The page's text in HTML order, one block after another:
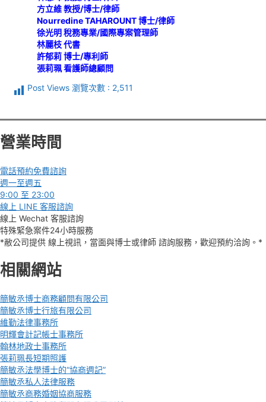
方立維 教授/博士/律師
Nourredine TAHAROUNT 博士/律師
徐光明 稅務專業/國際專案管理師
林麗枝 代書
許郁莉 博士/專利師
張莉珮 看護師總顧問
Post Views 瀏覽次數 : 2,511
營業時間
電話預約免費諮詢
週一至週五
9:00 至 23:00
線上 LINE 客服諮詢
線上 Wechat 客服諮詢
特殊緊急案件24小時服務
*敝公司提供 線上視訊，當面與博士或律師 諮詢服務，歡迎預約洽詢。*
相關網站
簡敏丞博士商務顧問有限公司
簡敏丞博士行旅有限公司
維勤法律事務所
明輝會計記帳士事務所
翰林地政士事務所
張莉珮長短期照護
簡敏丞法學博士的“協商週記”
簡敏丞私人法律服務
簡敏丞商務婚姻協商服務